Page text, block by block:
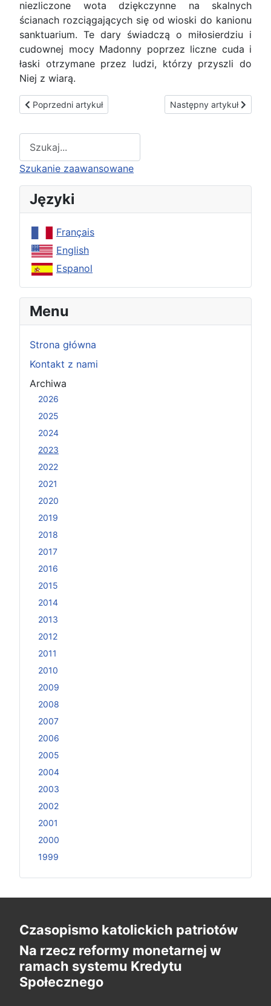
niezliczone wota dziękczynne na skalnych
ścianach rozciągających się od wioski do kanionu
sanktuarium. Te dary świadczą o miłosierdziu i
cudownej mocy Madonny poprzez liczne cuda i
łaski otrzymane przez ludzi, którzy przyszli do
Niej z wiarą.
Poprzedni artykuł: Rodzina Ulmów
Poprzedni artykuł Następny artykuł:
Następny artykuł
Type 2 or more characters for results.
Szukanie zaawansowane
Języki
Français
English
Espanol
Menu
Strona główna
Kontakt z nami
Archiwa
2026
2025
2024
2023
2022
2021
2020
2019
2018
2017
2016
2015
2014
2013
2012
2011
2010
2009
2008
2007
2006
2005
2004
2003
2002
2001
2000
1999
Czasopismo katolickich patriotów
Na rzecz reformy monetarnej w
ramach systemu Kredytu
Społecznego